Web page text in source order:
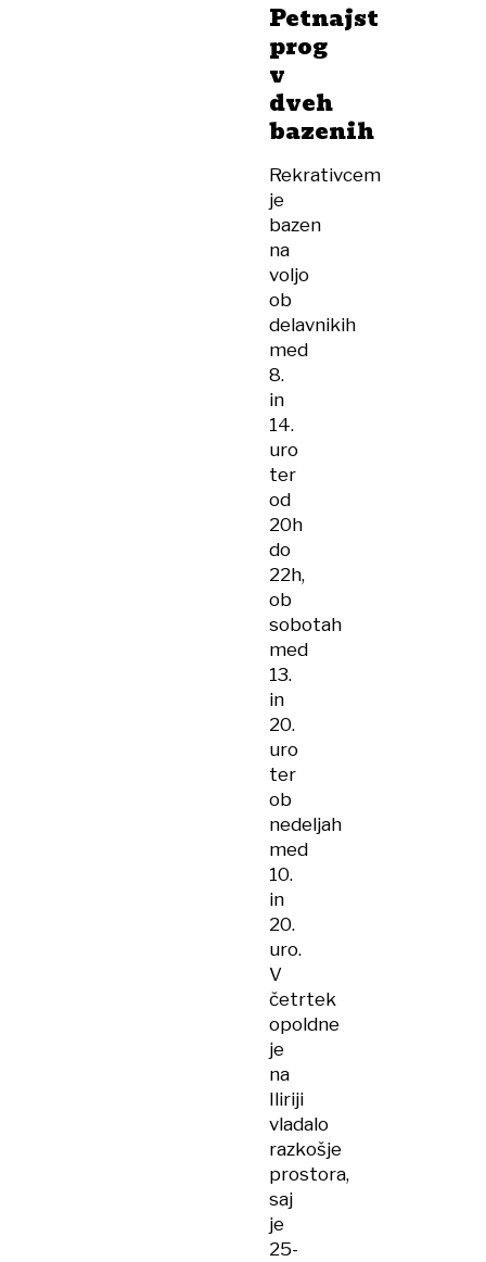
Petnajst
prog
v
dveh
bazenih
Rekrativcem
je
bazen
na
voljo
ob
delavnikih
med
8.
in
14.
uro
ter
od
20h
do
22h,
ob
sobotah
med
13.
in
20.
uro
ter
ob
nedeljah
med
10.
in
20.
uro.
V
četrtek
opoldne
je
na
Iliriji
vladalo
razkošje
prostora,
saj
je
25-